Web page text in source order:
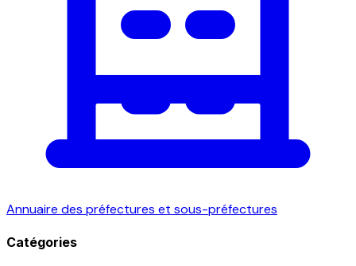
Annuaire des préfectures et sous-préfectures
Catégories